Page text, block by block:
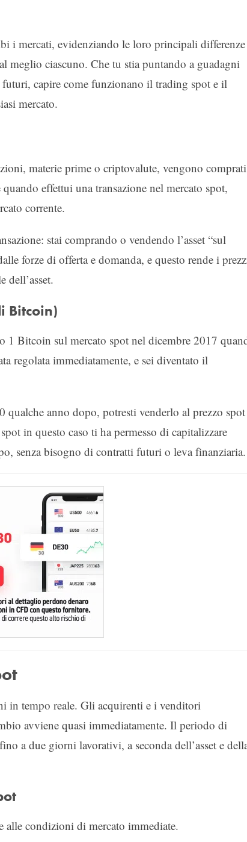
i mercati, evidenziando le loro principali differenze
meglio ciascuno. Che tu stia puntando a guadagni
capire come funzionano il trading spot e il
mercato.
materie prime o criptovalute, vengono
effettui una transazione nel mercato spot,
corrente.
stai comprando o vendendo l’asset “sul
forze di offerta e domanda, e questo rende i
dell’asset.
Bitcoin)
1 Bitcoin sul mercato spot nel dicembre 2017
regolata immediatamente, e sei diventato il
anno dopo, potresti venderlo al prezzo spot
in questo caso ti ha permesso di capitalizzare
senza bisogno di contratti futuri o leva finanziaria.
in tempo reale. Gli acquirenti e i venditori
avviene quasi immediatamente. Il periodo di
a due giorni lavorativi, a seconda dell’asset e
alle condizioni di mercato immediate.